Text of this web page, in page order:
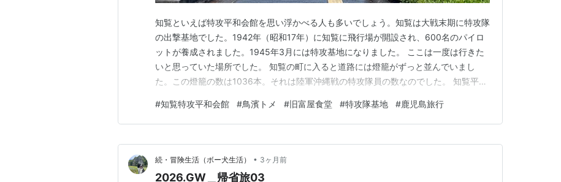
知覧といえば特攻平和会館を思い浮かべる人も多いでしょう。知覧は大戦末期に特攻隊
の出撃基地でした。1942年（昭和17年）に知覧に飛行場が開設され、600名のパイロ
ットが養成されました。1945年3月には特攻基地になりました。 ここは一度は行きた
いと思っていた場所でした。 知覧の町に入ると道路には燈籠がずっと並んでいまし
た。この燈籠の数は1036本。それは陸軍沖縄戦の特攻隊員の数なのでした。 知覧平和
忘れました。 特攻隊員が寝泊まりしていた三角兵舎 窓もない簡素な建物と簡素な寝具
ちょうど中学生らしき団体が見学していま…
#知覧特攻平和会館 #鳥濱トメ #旧富屋食堂 #特攻隊基地 #鹿児島旅行
続・冒険生活（ボー犬生活） • 3ヶ月前
2026.GW＿帰省旅03